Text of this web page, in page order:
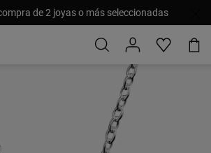
de 2 joyas o más seleccionadas